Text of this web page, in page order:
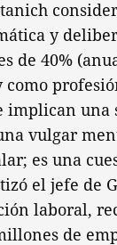
y
de 40%
implican una
vulgar
es una
el jefe de
laboral,
de